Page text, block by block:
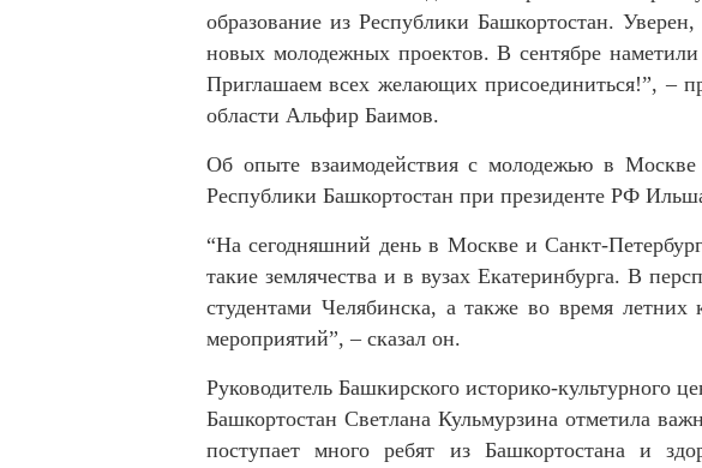
образование из Республики Башкортостан.
новых молодежных проектов. В сентябре
Приглашаем всех желающих присоединиться!”, –
области Альфир Баимов.
Об опыте взаимодействия с молодежью в Москве
Республики Башкортостан при президенте РФ
“На сегодняшний день в Москве и Санкт-
такие землячества и в вузах Екатеринбурга. В
студентами Челябинска, а также во время
мероприятий”, – сказал он.
Руководитель Башкирского историко-культурного
Башкортостан Светлана Кульмурзина отметила
поступает много ребят из Башкортостана и